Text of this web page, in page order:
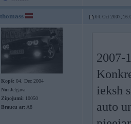
thomass 04. Oct 2007,
Kopš: 04. Dec 2004
No: Jelgava
Ziņojumi: 10050
Braucu ar: A8
2007-
ieksh
auto